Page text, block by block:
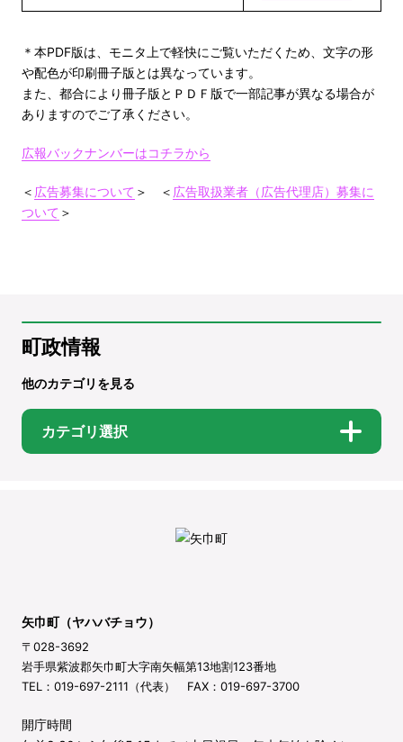
＊本PDF版は、モニタ上で軽快にご覧いただくため、文字の形
や配色が印刷冊子版とは異なっています。
また、都合により冊子版とＰＤＦ版で一部記事が異なる場合が
ありますのでご了承ください。
広報バックナンバーはコチラから
＜ 広告募集について ＞ ＜ 広告取扱業者（広告代理店）募集に
ついて ＞
町政情報
他のカテゴリを見る
カテゴリ選択
矢巾町（ヤハバチョウ）
〒028-3692
岩手県紫波郡矢巾町大字南矢幅第13地割123番地
TEL：019-697-2111（代表） FAX：019-697-3700
開庁時間